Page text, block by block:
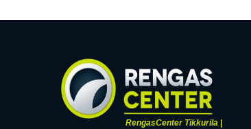
RengasCenter Tikkurila |